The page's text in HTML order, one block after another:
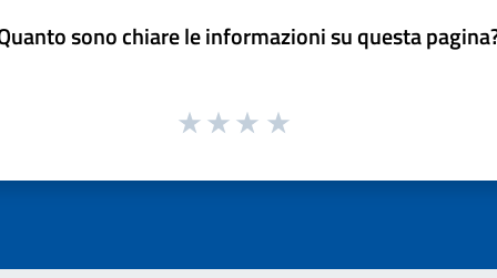
sono chiare le informazioni su questa